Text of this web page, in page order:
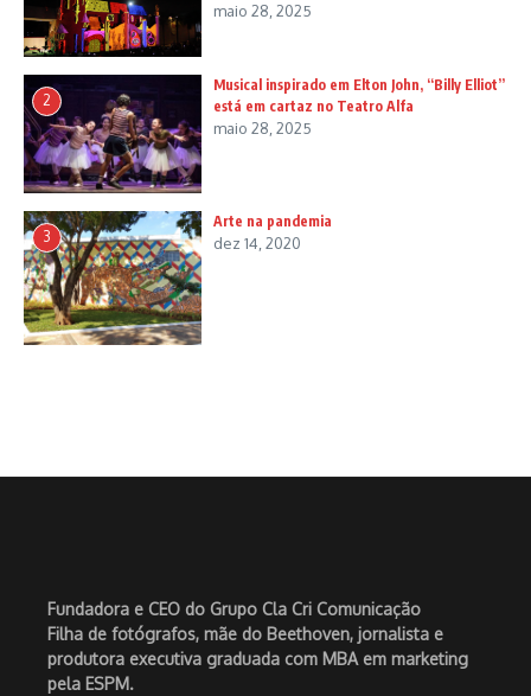
maio 28, 2025
2
Musical inspirado em Elton John, “Billy Elliot”
está em cartaz no Teatro Alfa
maio 28, 2025
3
Arte na pandemia
dez 14, 2020
Fundadora e CEO do Grupo Cla Cri Comunicação
Filha de fotógrafos, mãe do Beethoven, jornalista e
produtora executiva graduada com MBA em marketing
pela ESPM.